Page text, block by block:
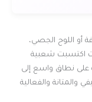
أو اللوح الجصي،
اكتسبت شعبية
على نطاق واسع إلى
والمتانة والفعالية